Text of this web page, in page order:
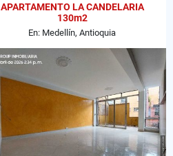
APARTAMENTO LA CANDELARIA
130m2
En: Medellín, Antioquia